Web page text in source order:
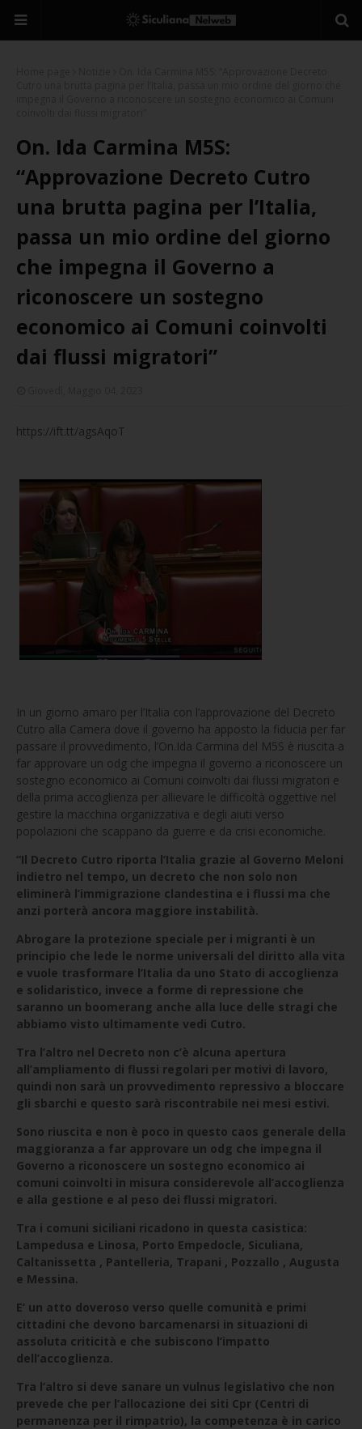
On. Ida Carmina M5S:
“Approvazione Decreto Cutro
una brutta pagina per l’Italia,
passa un mio ordine del giorno
che impegna il Governo a
riconoscere un sostegno
economico ai Comuni coinvolti
dai flussi migratori”
https://ift.tt/agsAqoT
In un giorno amaro per l’Italia con l’approvazione del Decreto
Cutro alla Camera dove il governo ha apposto la fiducia per far
passare il provvedimento, l’On.Ida Carmina del M5S è riuscita a
far approvare un odg che impegna il governo a riconoscere un
sostegno economico ai Comuni coinvolti dai flussi migratori e
della prima accoglienza per allievare le difficoltà oggettive nel
gestire la macchina organizzativa e degli aiuti verso
popolazioni che scappano da guerre e da crisi economiche.
“Il Decreto Cutro riporta l’Italia grazie al Governo Meloni
indietro nel tempo, un decreto che non solo non
eliminerà l’immigrazione clandestina e i flussi ma che
anzi porterà ancora maggiore instabilità.
Abrogare la protezione speciale per i migranti è un
principio che lede le norme universali del diritto alla vita
e vuole trasformare l’Italia da uno Stato di accoglienza
e solidaristico, invece a forme di repressione che
saranno un boomerang anche alla luce delle stragi che
abbiamo visto ultimamente vedi Cutro.
Tra l’altro nel Decreto non c’è alcuna apertura
all’ampliamento di flussi regolari per motivi di lavoro,
quindi non sarà un provvedimento repressivo a bloccare
gli sbarchi e questo sarà riscontrabile nei mesi estivi.
Sono riuscita e non è poco in questo caos generale della
maggioranza a far approvare un odg che impegna il
Governo a riconoscere un sostegno economico ai
comuni coinvolti in misura considerevole all’accoglienza
e alla gestione e al peso dei flussi migratori.
Tra i comuni siciliani ricadono in questa casistica:
Lampedusa e Linosa, Porto Empedocle, Siculiana,
Caltanissetta , Pantelleria, Trapani , Pozzallo , Augusta
e Messina.
E’ un atto doveroso verso quelle comunità e primi
cittadini che devono barcamenarsi in situazioni di
assoluta criticità e che subiscono l’impatto
dell’accoglienza.
Tra l’altro si deve sanare un vulnus legislativo che non
prevede che per l’allocazione dei siti Cpr (Centri di
permanenza per il rimpatrio), la competenza è in carico